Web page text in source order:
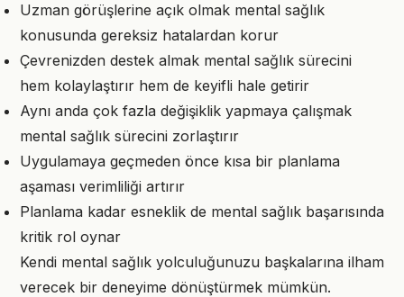
Uzman görüşlerine açık olmak mental sağlık
konusunda gereksiz hatalardan korur
Çevrenizden destek almak mental sağlık sürecini
hem kolaylaştırır hem de keyifli hale getirir
Aynı anda çok fazla değişiklik yapmaya çalışmak
mental sağlık sürecini zorlaştırır
Uygulamaya geçmeden önce kısa bir planlama
aşaması verimliliği artırır
Planlama kadar esneklik de mental sağlık başarısında
kritik rol oynar
Kendi mental sağlık yolculuğunuzu başkalarına ilham
verecek bir deneyime dönüştürmek mümkün.